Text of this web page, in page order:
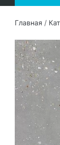
Главная /